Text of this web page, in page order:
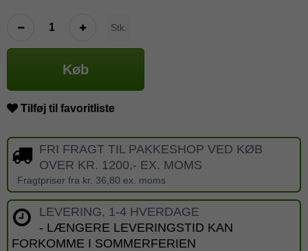
Stk.
Køb
Tilføj til favoritliste
FRI FRAGT TIL PAKKESHOP VED KØB
OVER KR. 1200,- EX. MOMS
Fragtpriser fra kr. 36,80 ex. moms
LEVERING, 1-4 HVERDAGE
- LÆNGERE LEVERINGSTID KAN
FORKOMME I SOMMERFERIEN